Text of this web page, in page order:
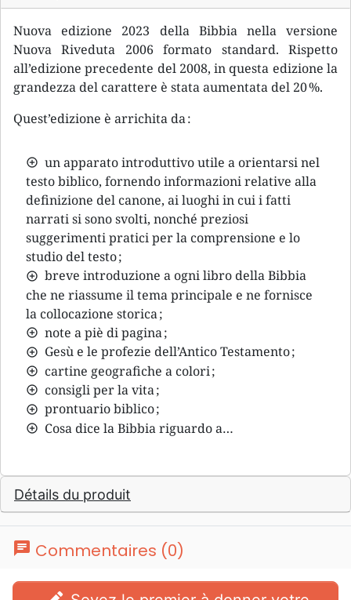
Nuova edizione 2023 della Bibbia nella versione
Nuova Riveduta 2006 formato standard. Rispetto
all’edizione precedente del 2008, in questa edizione la
grandezza del carattere è stata aumentata del 20 %.
Quest’edizione è arrichita da :
un apparato introduttivo utile a orientarsi nel
testo biblico, fornendo informazioni relative alla
definizione del canone, ai luoghi in cui i fatti
narrati si sono svolti, nonché preziosi
suggerimenti pratici per la comprensione e lo
studio del testo ;
breve introduzione a ogni libro della Bibbia
che ne riassume il tema principale e ne fornisce
la collocazione storica ;
note a piè di pagina ;
Gesù e le profezie dell’Antico Testamento ;
cartine geografiche a colori ;
consigli per la vita ;
prontuario biblico ;
Cosa dice la Bibbia riguardo a…
Détails du produit
chat Commentaires (0)